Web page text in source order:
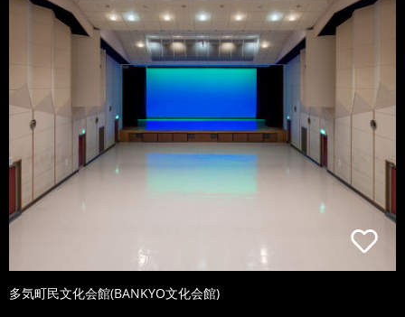
多気町民文化会館(BANKYO文化会館)